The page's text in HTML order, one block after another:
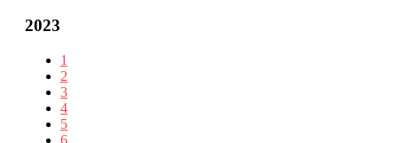
2023
1
2
3
4
5